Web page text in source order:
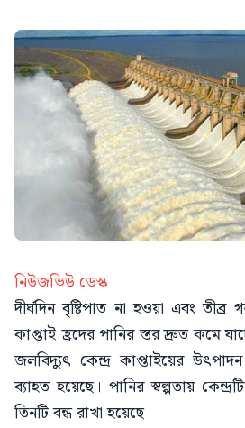
নিউজভিউ ডেস্ক
দীর্ঘদিন বৃষ্টিপাত না হওয়া এবং তীব্র
কাপ্তাই হ্রদের পানির স্তর দ্রুত কমে
জলবিদ্যুৎ কেন্দ্র কাপ্তাইয়ের
ব্যাহত হয়েছে। পানির স্বল্পতায়
তিনটি বন্ধ রাখা হয়েছে।